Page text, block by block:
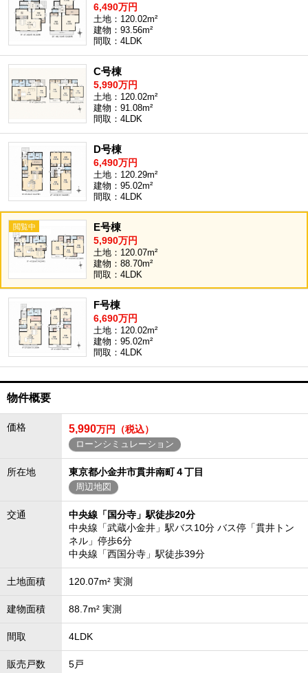
6,490万円
土地：120.02m²
建物：93.56m²
間取：4LDK
C号棟
5,990万円
土地：120.02m²
建物：91.08m²
間取：4LDK
D号棟
6,490万円
土地：120.29m²
建物：95.02m²
間取：4LDK
E号棟
5,990万円
土地：120.07m²
建物：88.70m²
間取：4LDK
F号棟
6,690万円
土地：120.02m²
建物：95.02m²
間取：4LDK
物件概要
価格 5,990万円（税込）
ローンシミュレーション
所在地 東京都小金井市貫井南町４丁目
周辺地図
交通
中央線「国分寺」駅徒歩20分
中央線「武蔵小金井」駅バス10分 バス停「貫井トン
ネル」停歩6分
中央線「西国分寺」駅徒歩39分
土地面積 120.07m² 実測
建物面積 88.7m² 実測
間取 4LDK
販売戸数 5戸